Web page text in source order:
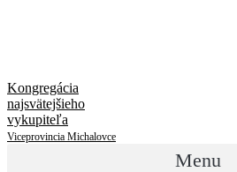
Kongregácia
najsvätejšieho
vykupiteľa
Viceprovincia Michalovce
Menu